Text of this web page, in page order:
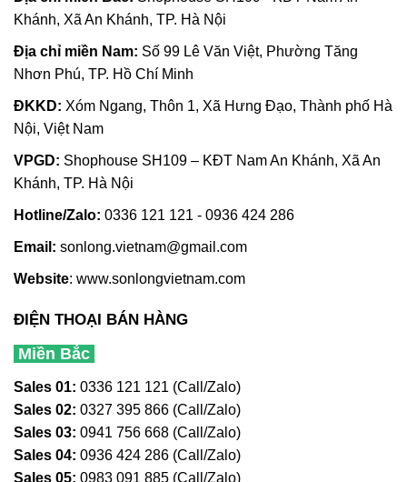
Khánh, Xã An Khánh, TP. Hà Nội
Địa chỉ miền Nam: Số 99 Lê Văn Việt, Phường Tăng
Nhơn Phú, TP. Hồ Chí Minh
ĐKKD: Xóm Ngang, Thôn 1, Xã Hưng Đạo, Thành phố Hà
Nội, Việt Nam
VPGD: Shophouse SH109 – KĐT Nam An Khánh, Xã An
Khánh, TP. Hà Nội
Hotline/Zalo: 0336 121 121 - 0936 424 286
Email: sonlong.vietnam@gmail.com
Website: www.sonlongvietnam.com
ĐIỆN THOẠI BÁN HÀNG
Miền Bắc
Sales 01: 0336 121 121 (Call/Zalo)
Sales 02: 0327 395 866 (Call/Zalo)
Sales 03: 0941 756 668 (Call/Zalo)
Sales 04: 0936 424 286 (Call/Zalo)
Sales 05: 0983 091 885 (Call/Zalo)